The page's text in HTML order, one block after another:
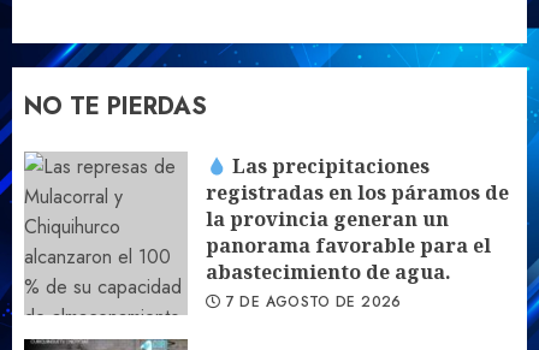
NO TE PIERDAS
Las precipitaciones
registradas en los páramos de
la provincia generan un
panorama favorable para el
abastecimiento de agua.
7 DE AGOSTO DE 2026